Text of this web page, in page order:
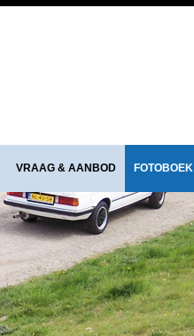
VRAAG & AANBOD FOTOBOEK